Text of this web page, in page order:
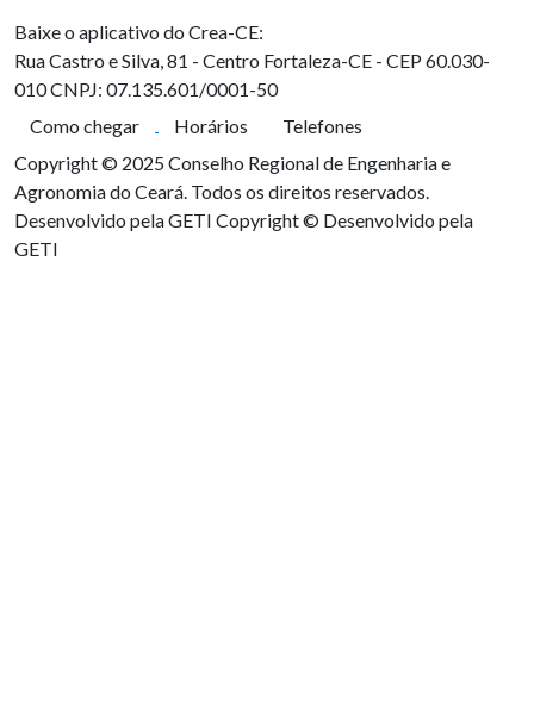
Baixe o aplicativo do Crea-CE:
Rua Castro e Silva, 81 - Centro Fortaleza-CE - CEP 60.030-
010CNPJ: 07.135.601/0001-50
Como chegar
Horários
Telefones
Copyright © 2025 Conselho Regional de Engenharia e
Agronomia do Ceará. Todos os direitos reservados.
Desenvolvido pela GETI Copyright © Desenvolvido pela
GETI